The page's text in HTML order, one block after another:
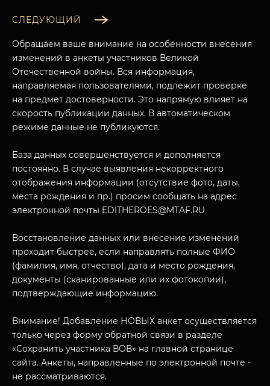
МУЗЕЙНЫЙ КОМПЛЕКС
ПОСЕТИТЕЛЯМ
О НАС
НАЗАД
СЛЕДУЮЩИЙ
Обращаем ваше внимание на особенности внесения
изменений в анкеты участников Великой
Отечественной войны. Вся информация,
направляемая пользователями, подлежит проверке
на предмет достоверности. Это напрямую влияет на
скорость публикации данных. В автоматическом
режиме данные не публикуются.
База данных совершенствуется и дополняется
постоянно. В случае выявления некорректного
отображения информации (отсутствие фото, даты,
места рождения и пр.) просим сообщать на адрес
электронной почты EDITHEROES@MTAF.RU
Восстановление данных или внесение изменений
проходит быстрее, если направлять полные ФИО
(фамилия, имя, отчество), дата и место рождения,
документы (сканированные или их фотокопии),
подтверждающие информацию.
Внимание! Добавление НОВЫХ анкет осуществляется
только через форму обратной связи в разделе
«Сохранить участника ВОВ» на главной странице
сайта. Анкеты, направленные по электронной почте -
не рассматриваются.